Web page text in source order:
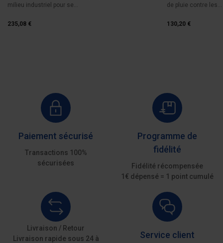
milieu industriel pour se...
235,08 €
de pluie contre les...
130,20 €
Paiement sécurisé
Transactions 100%
sécurisées
Programme de
fidélité
Fidélité récompensée
1€ dépensé = 1 point cumulé
Livraison / Retour
Livraison rapide sous 24 à
Service client